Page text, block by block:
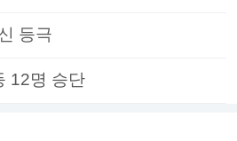
등극
12명 승단